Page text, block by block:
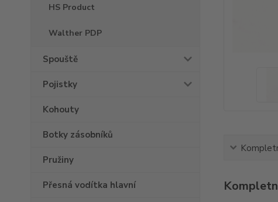
HS Product
Walther PDP
Spouště
Pojistky
Kohouty
Botky zásobníků
Pružiny
Přesná vodítka hlavní